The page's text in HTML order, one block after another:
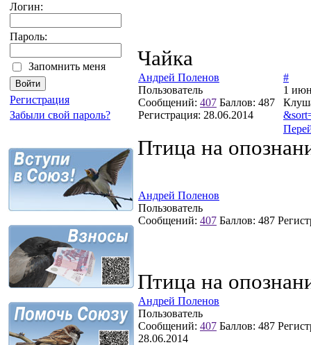
Логин:
Пароль:
Запомнить меня
Регистрация
Забыли свой пароль?
Чайка
Андрей Поленов
Пользователь
Сообщений: 407 Баллов: 487
Регистрация: 28.06.2014
#
1
Птица на
Андрей Поленов
Пользователь
Сообщений: 407 Баллов: 487
Птица на
Андрей Поленов
Пользователь
Сообщений: 407 Баллов: 487
28.06.2014